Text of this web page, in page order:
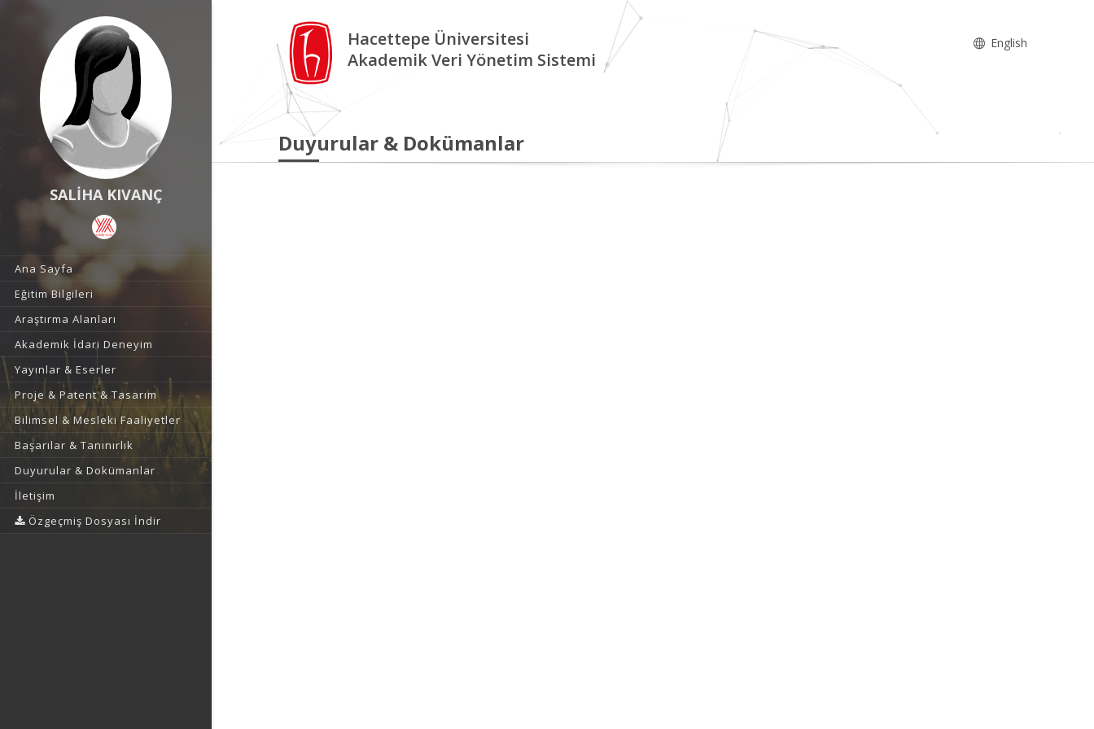
SALİHA KIVANÇ
Ana Sayfa
Eğitim Bilgileri
Araştırma Alanları
Akademik İdari Deneyim
Yayınlar & Eserler
Proje & Patent & Tasarım
Bilimsel & Mesleki Faaliyetler
Başarılar & Tanınırlık
Duyurular & Dokümanlar
İletişim
Özgeçmiş Dosyası İndir
Hacettepe Üniversitesi
Akademik Veri Yönetim Sistemi
English
Duyurular & Dokümanlar